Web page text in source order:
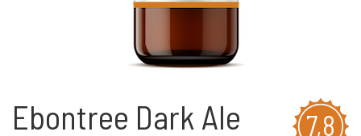
7,8
Ebontree Dark Ale